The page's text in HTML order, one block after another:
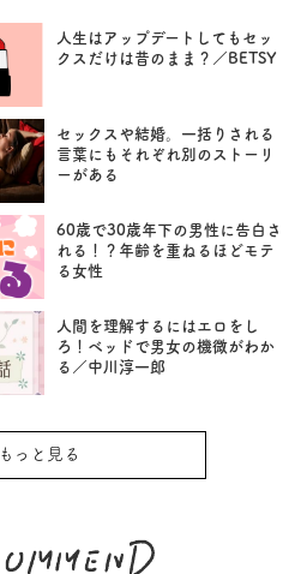
人生はアップデートしてもセッ
クスだけは昔のまま？／BETSY
セックスや結婚。一括りされる
言葉にもそれぞれ別のストーリ
ーがある
60歳で30歳年下の男性に告白さ
れる！？年齢を重ねるほどモテ
る女性
人間を理解するにはエロをし
ろ！ベッドで男女の機微がわか
る／中川淳一郎
もっと見る